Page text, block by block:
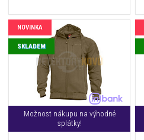
Možnost nákupu na výhodné
splátky!
NOVINKA
SKLADEM